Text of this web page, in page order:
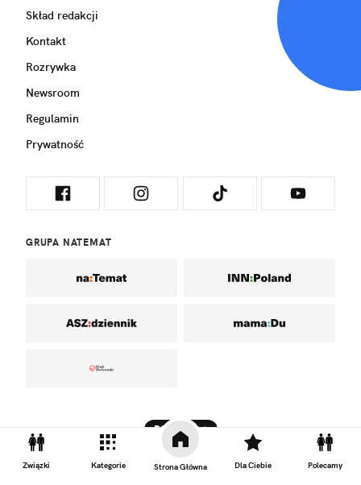
Związki Kategorie Strona Główna Dla Ciebie Polecamy
Skład redakcji
Kontakt
Rozrywka
Newsroom
Regulamin
Prywatność
GRUPA NATEMAT
DO GÓRY